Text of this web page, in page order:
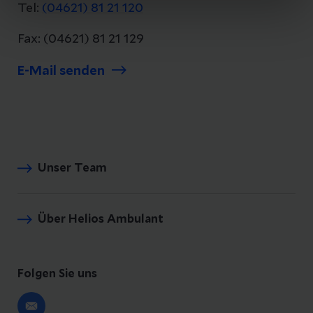
Tel: (04621) 81 21 120
Fax: (04621) 81 21 129
E-Mail senden
Unser Team
Über Helios Ambulant
Folgen Sie uns